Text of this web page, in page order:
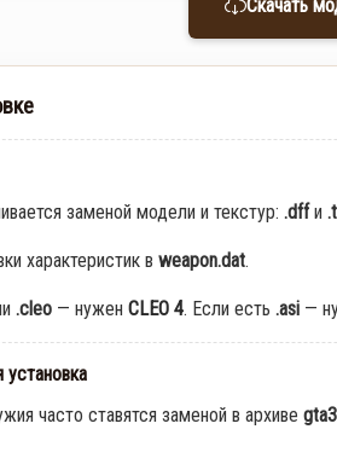
Скачать
заменой модели и текстур: .dffи
характеристик в weapon.dat.
.cleo— нужен CLEO 4. Если есть .asi—
установка
часто ставятся заменой в архиве